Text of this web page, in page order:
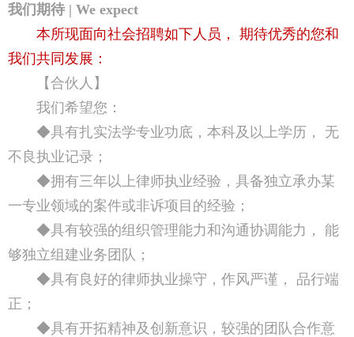
我们期待 | We expect
本所现面向社会招聘如下人员， 期待优秀的您和
我们共同发展：
【合伙人】
我们希望您：
◆具有扎实法学专业功底，本科及以上学历， 无
不良执业记录；
◆拥有三年以上律师执业经验，具备独立承办某
一专业领域的案件或非诉项目的经验；
◆具有较强的组织管理能力和沟通协调能力， 能
够独立组建业务团队；
◆具有良好的律师执业操守，作风严谨， 品行端
正；
◆具有开拓精神及创新意识，较强的团队合作意